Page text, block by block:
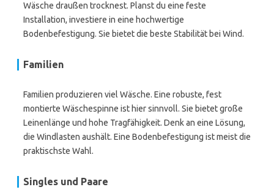
Wäsche draußen trocknest. Planst du eine feste
Installation, investiere in eine hochwertige
Bodenbefestigung. Sie bietet die beste Stabilität bei Wind.
Familien
Familien produzieren viel Wäsche. Eine robuste, fest
montierte Wäschespinne ist hier sinnvoll. Sie bietet große
Leinenlänge und hohe Tragfähigkeit. Denk an eine Lösung,
die Windlasten aushält. Eine Bodenbefestigung ist meist die
praktischste Wahl.
Singles und Paare